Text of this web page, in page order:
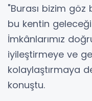
"Burası bizim
bu kentin
İmkânlarımız
iyileştirmeye ve
kolaylaştırmaya
konuştu.